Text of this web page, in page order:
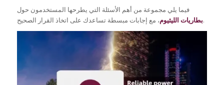
فيما يلي مجموعة من أهم الأسئلة التي يطرحها المستخدمون حول
بطاريات الليثيوم، مع إجابات مبسطة تساعدك على اتخاذ القرار الصحيح.